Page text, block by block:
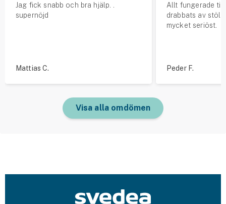
Jag fick snabb och bra hjälp. .
supernöjd
Mattias C.
Allt fungerade
drabbats av
mycket seriöst.
Peder F.
Visa alla omdömen